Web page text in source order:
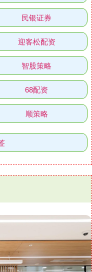
民银证券
迎客松配资
智股策略
68配资
顺策略